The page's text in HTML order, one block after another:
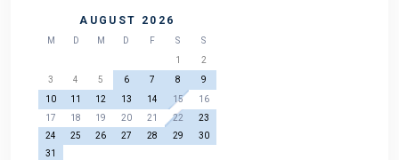
AUGUST 2026
M D M D F S
S
1
2
3
4 5 6 7 8
9
10
11 12 13 14 15
16
17
18 19 20 21 22
23
24
25 26 27 28 29
30
31